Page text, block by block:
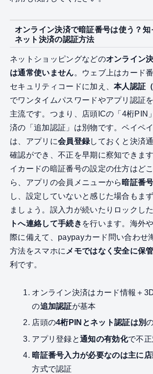
オンライン決済で暗証番号は使う？
ネット決済の認証方法
ネットショッピングなどのオンライン
は通常使いません。ウェブ上はカード
セキュリティコードに加え、本人認証
でワンタイムパスワードやアプリ認証
主流です。つまり、店頭ICの「4桁PIN
済の「追加認証」は別物です。ペイペ
は、アプリに会員登録しておくと決済
確認ができ、不正を早期に察知できま
イカードの暗証番号の設定の仕方はど
ら、アプリの会員メニューから 暗証番
し、設定していないと感じた場合もま
ましょう。誤入力が続いたりロックし
トへ連絡して手続き を行います。海外
際に備えて、paypayカード問い合わせ
方法をスマホに メモではなく安全に保管
利です。
オンライン決済はカード情報＋
の追加認証が基本
店頭の4桁PINとネット認証は別
アプリ登録と通知の有効化で不
暗証番号入力が必要なのは主に
方式で認証